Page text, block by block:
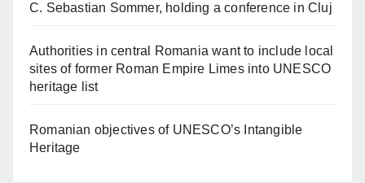
C. Sebastian Sommer, holding a conference in Cluj
Authorities in central Romania want to include local
sites of former Roman Empire Limes into UNESCO
heritage list
Romanian objectives of UNESCO’s Intangible
Heritage